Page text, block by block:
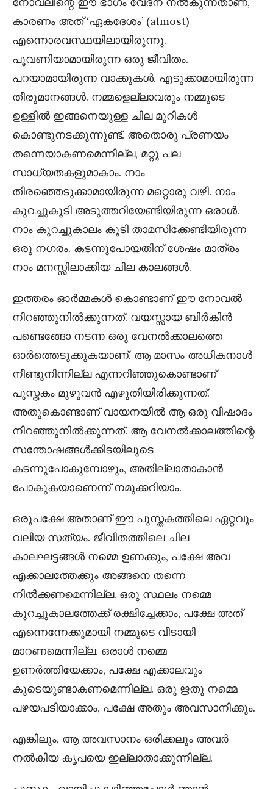
കാരണം അത് ‘ഏകദേശം’ (almost)
എന്നൊരവസ്ഥയിലായിരുന്നു.
പൂവണിയാമായിരുന്ന ഒരു ജീവിതം.
പറയാമായിരുന്ന വാക്കുകൾ. എടുക്കാമായിരുന്ന
തീരുമാനങ്ങൾ. നമ്മളെല്ലാവരും നമ്മുടെ
ഉള്ളിൽ ഇങ്ങനെയുള്ള ചില മുറികൾ
കൊണ്ടുനടക്കുന്നുണ്ട്. അതൊരു പ്രണയം
തന്നെയാകണമെന്നില്ല, മറ്റു പല
സാധ്യതകളുമാകാം. നാം
തിരഞ്ഞെടുക്കാമായിരുന്ന മറ്റൊരു വഴി. നാം
കുറച്ചുകൂടി അടുത്തറിയേണ്ടിയിരുന്ന ഒരാൾ.
നാം കുറച്ചുകാലം കൂടി താമസിക്കേണ്ടിയിരുന്ന
ഒരു നഗരം. കടന്നുപോയതിന് ശേഷം മാത്രം
നാം മനസ്സിലാക്കിയ ചില കാലങ്ങൾ.
ഇത്തരം ഓർമ്മകൾ കൊണ്ടാണ് ഈ നോവൽ
നിറഞ്ഞുനിൽക്കുന്നത്. വയസ്സായ ബിർകിൻ
പണ്ടെങ്ങോ നടന്ന ഒരു വേനൽക്കാലത്തെ
ഓർത്തെടുക്കുകയാണ്. ആ മാസം അധികനാൾ
നീണ്ടുനിന്നില്ല എന്നറിഞ്ഞുകൊണ്ടാണ്
പുസ്തകം മുഴുവൻ എഴുതിയിരിക്കുന്നത്.
അതുകൊണ്ടാണ് വായനയിൽ ആ ഒരു വിഷാദം
നിറഞ്ഞുനിൽക്കുന്നത്. ആ വേനൽക്കാലത്തിന്റെ
സന്തോഷങ്ങൾക്കിടയിലൂടെ
കടന്നുപോകുമ്പോഴും, അതില്ലാതാകാൻ
പോകുകയാണെന്ന് നമുക്കറിയാം.
ഒരുപക്ഷേ അതാണ് ഈ പുസ്തകത്തിലെ ഏറ്റവും
വലിയ സത്യം. ജീവിതത്തിലെ ചില
കാലഘട്ടങ്ങൾ നമ്മെ ഉണക്കും, പക്ഷേ അവ
എക്കാലത്തേക്കും അങ്ങനെ തന്നെ
നിൽക്കണമെന്നില്ല. ഒരു സ്ഥലം നമ്മെ
കുറച്ചുകാലത്തേക്ക് രക്ഷിച്ചേക്കാം, പക്ഷേ അത്
എന്നെന്നേക്കുമായി നമ്മുടെ വീടായി
മാറണമെന്നില്ല. ഒരാൾ നമ്മെ
ഉണർത്തിയേക്കാം, പക്ഷേ എക്കാലവും
കൂടെയുണ്ടാകണമെന്നില്ല. ഒരു ഋതു നമ്മെ
പഴയപടിയാക്കാം, പക്ഷേ അതും അവസാനിക്കും.
എങ്കിലും, ആ അവസാനം ഒരിക്കലും അവർ
നൽകിയ കൃപയെ ഇല്ലാതാക്കുന്നില്ല.